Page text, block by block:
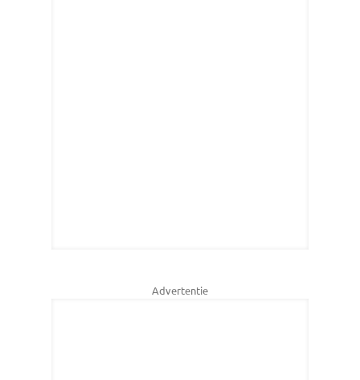
Advertentie